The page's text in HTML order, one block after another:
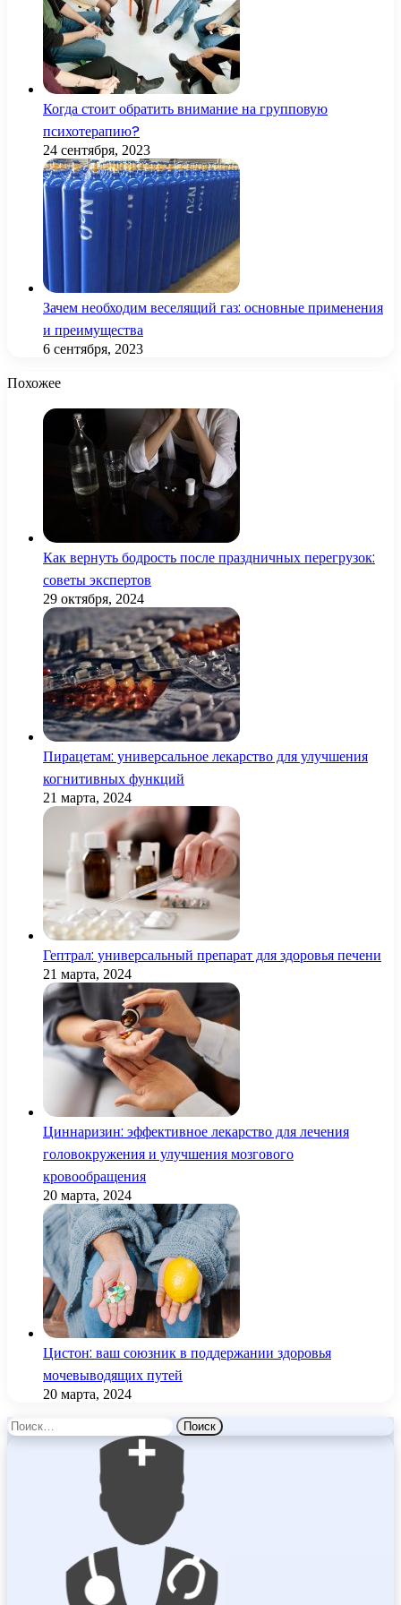
Когда стоит обратить внимание на групповую
психотерапию?
24 сентября, 2023
Зачем необходим веселящий газ: основные применения
и преимущества
6 сентября, 2023
Похожее
Как вернуть бодрость после праздничных перегрузок:
советы экспертов
29 октября, 2024
Пирацетам: универсальное лекарство для улучшения
когнитивных функций
21 марта, 2024
Гептрал: универсальный препарат для здоровья печени
21 марта, 2024
Циннаризин: эффективное лекарство для лечения
головокружения и улучшения мозгового
кровообращения
20 марта, 2024
Цистон: ваш союзник в поддержании здоровья
мочевыводящих путей
20 марта, 2024
Найти: